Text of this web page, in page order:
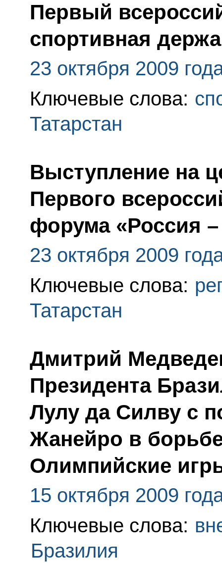
Первый
спортивная
23 октября 2009
Ключевые слова:
Татарстан
Выступление на
Первого
форума «Россия
23 октября 2009
Ключевые слова:
Татарстан
Дмитрий
Президента
Лулу да Силву с
Жанейро в
Олимпийские
15 октября 2009
Ключевые слова:
Бразилия